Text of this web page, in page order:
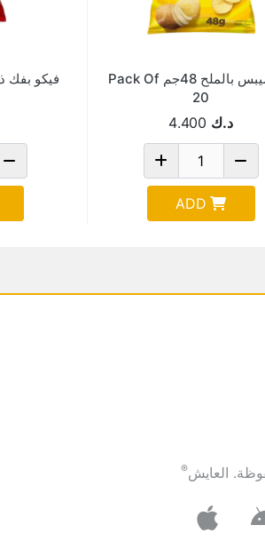
ليز شيبس بالملح 48جم Pack Of
20
د.ك 4.400
ADD
العايش®